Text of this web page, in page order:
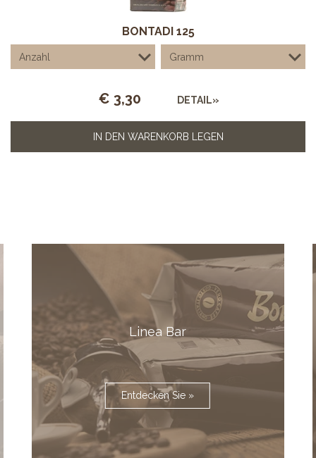
BONTADI 125
€ 3,30 DETAIL»
IN DEN WARENKORB LEGEN
Linea Bar
Entdecken Sie »